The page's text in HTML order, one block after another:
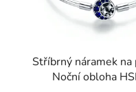
Stříbrný náramek na
Noční obloha